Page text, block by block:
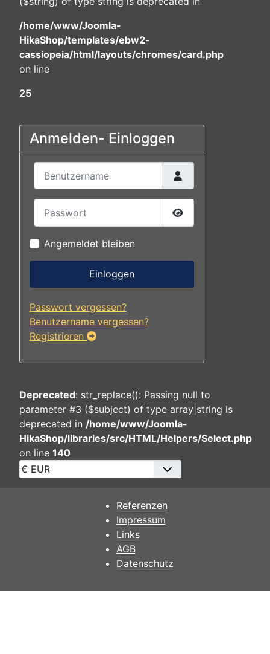
/home/www/Joomla-
HikaShop/templates/ebw2-
cassiopeia/html/layouts/chromes/card.php
on line
25
Anmelden- Einloggen
Passwort anzeigen
Angemeldet bleiben
Einloggen
Passwort vergessen?
Benutzername vergessen?
Registrieren
Deprecated: str_replace(): Passing null to
parameter #3 ($subject) of type array|string is
deprecated in /home/www/Joomla-
HikaShop/libraries/src/HTML/Helpers/Select.php
on line 140
Referenzen
Impressum
Links
AGB
Datenschutz